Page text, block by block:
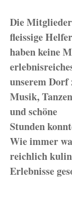
Die
fleissige Helfer
haben keine
unserem Dorf
Musik,
und schöne
Stunden
Wie immer
reichlich
Erlebnisse